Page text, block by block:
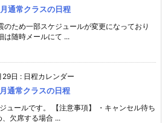
通常クラスの日程
のため一部スケジュールが変更になっており
は随時メールにて ...
日 : 日程カレンダー
通常クラスの日程
ュールです。 【注意事項】 ・キャンセル待ち
、欠席する場合 ...